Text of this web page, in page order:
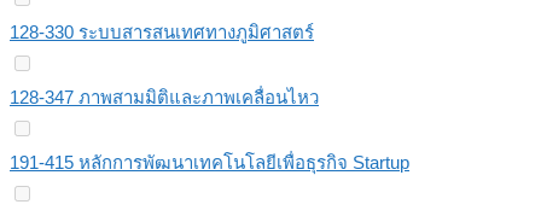
128-330 ระบบสารสนเทศทางภูมิศาสตร์
128-347 ภาพสามมิติและภาพเคลื่อนไหว
191-415 หลักการพัฒนาเทคโนโลยีเพื่อธุรกิจ Startup